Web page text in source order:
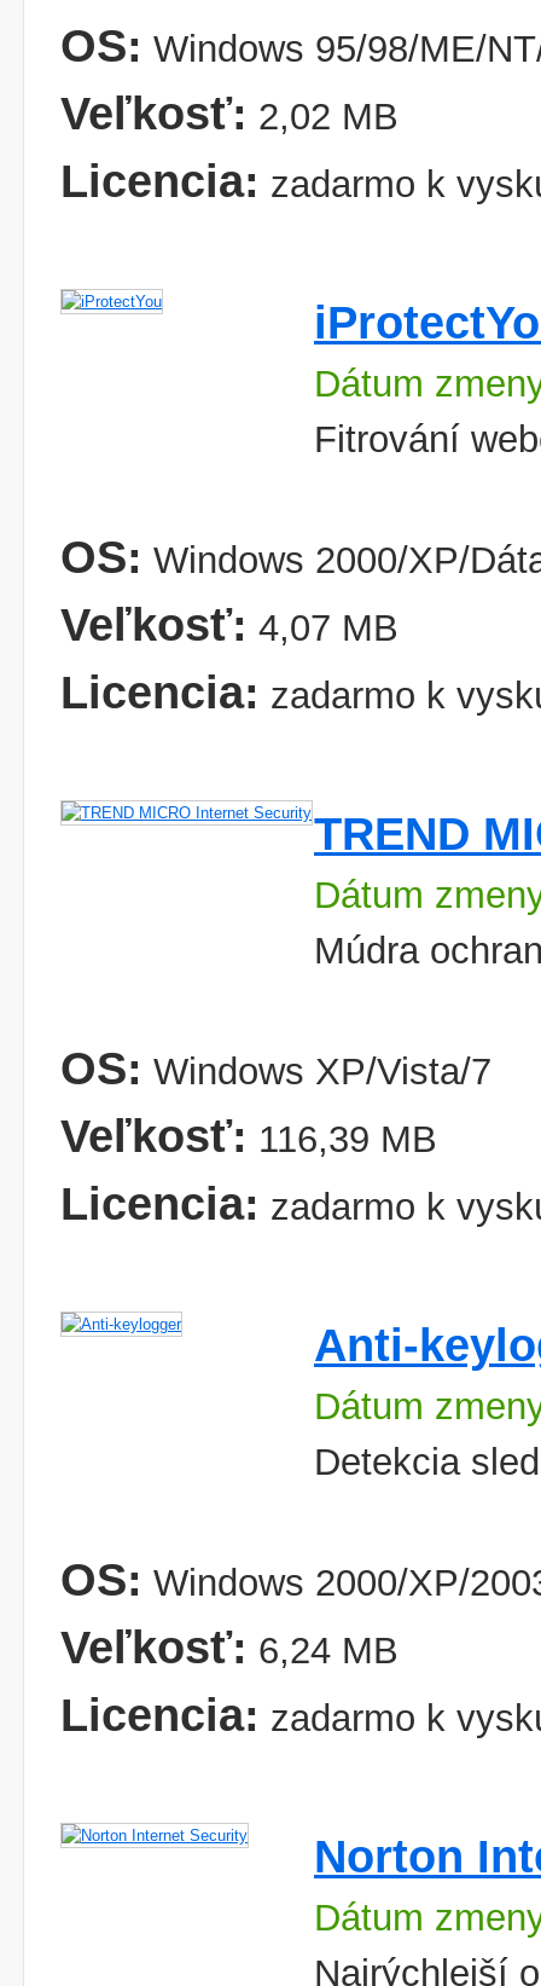
OS: Windows 95/98/ME/
Veľkosť: 2,02 MB
Licencia: zadarmo k
Dátum
Fitrování
OS: Windows 2000/XP/
Veľkosť: 4,07 MB
Licencia: zadarmo k
TREND
Dátum
Múdra
OS: Windows XP/Vista/7
Veľkosť: 116,39 MB
Licencia: zadarmo k
Anti-
Dátum
Detekcia
OS: Windows 2000/XP/
Veľkosť: 6,24 MB
Licencia: zadarmo k
Norton
Dátum
Najrýchlejší